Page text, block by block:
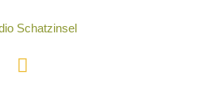
Hauptmenü